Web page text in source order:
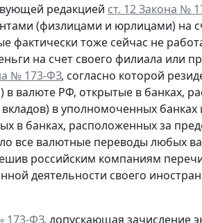
редакцией ст. 12 Закона №
(физлицами и юрлицами) на
фактически тоже сейчас не
на счет своего филиала или
№ 173-ФЗ, согласно которой
в валюте РФ, открытые в банках,
вкладов) в уполномоченных
в банках, расположенных за
все валютные переводы любых
российским компаниям
деятельности своего
173-ФЗ, допускающая зачисление